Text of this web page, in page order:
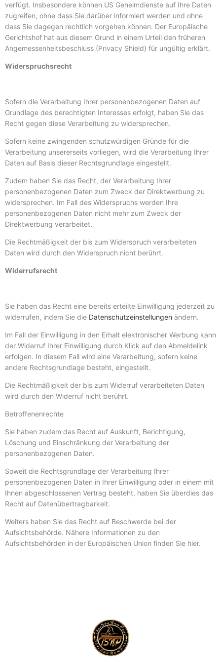
verfügt. Insbesondere können US Geheimdienste auf Ihre Daten
zugreifen, ohne dass Sie darüber informiert werden und ohne
dass Sie dagegen rechtlich vorgehen können. Der Europäische
Gerichtshof hat aus diesem Grund in einem Urteil den früheren
Angemessenheitsbeschluss (Privacy Shield) für ungültig erklärt.
Widerspruchsrecht
Sofern die Verarbeitung Ihrer personenbezogenen Daten auf
Grundlage des berechtigten Interesses erfolgt, haben Sie das
Recht gegen diese Verarbeitung zu widersprechen.
Sofern keine zwingenden schutzwürdigen Gründe für die
Verarbeitung unsererseits vorliegen, wird die Verarbeitung Ihrer
Daten auf Basis dieser Rechtsgrundlage eingestellt.
Zudem haben Sie das Recht, der Verarbeitung Ihrer
personenbezogenen Daten zum Zweck der Direktwerbung zu
widersprechen. Im Fall des Widerspruchs werden Ihre
personenbezogenen Daten nicht mehr zum Zweck der
Direktwerbung verarbeitet.
Die Rechtmäßigkeit der bis zum Widerspruch verarbeiteten
Daten wird durch den Widerspruch nicht berührt.
Widerrufsrecht
Sie haben das Recht eine bereits erteilte Einwilligung jederzeit zu
widerrufen, indem Sie die Datenschutzeinstellungen ändern.
Im Fall der Einwilligung in den Erhalt elektronischer Werbung kann
der Widerruf Ihrer Einwilligung durch Klick auf den Abmeldelink
erfolgen. In diesem Fall wird eine Verarbeitung, sofern keine
andere Rechtsgrundlage besteht, eingestellt.
Die Rechtmäßigkeit der bis zum Widerruf verarbeiteten Daten
wird durch den Widerruf nicht berührt.
Betroffenenrechte
Sie haben zudem das Recht auf Auskunft, Berichtigung,
Löschung und Einschränkung der Verarbeitung der
personenbezogenen Daten.
Soweit die Rechtsgrundlage der Verarbeitung Ihrer
personenbezogenen Daten in Ihrer Einwilligung oder in einem mit
Ihnen abgeschlossenen Vertrag besteht, haben Sie überdies das
Recht auf Datenübertragbarkeit.
Weiters haben Sie das Recht auf Beschwerde bei der
Aufsichtsbehörde. Nähere Informationen zu den
Aufsichtsbehörden in der Europäischen Union finden Sie hier.